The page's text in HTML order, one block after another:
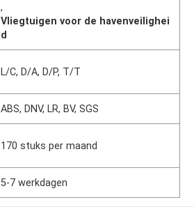
,
Vliegtuigen voor de havenveilighei
d
L/C, D/A, D/P, T/T
ABS, DNV, LR, BV, SGS
170 stuks per maand
5-7 werkdagen